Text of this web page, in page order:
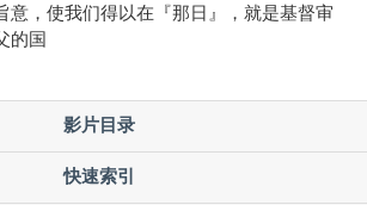
，使我们得以在『那日』，就是基督审
的国
影片目录
快速索引